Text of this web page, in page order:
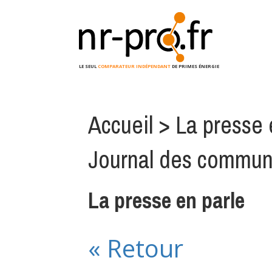
LE SEULCOMPARATEUR INDÉPENDANT DE PRIMES ÉNERGIE
Accueil > La presse
Journal des
La presse en parle
« Retour